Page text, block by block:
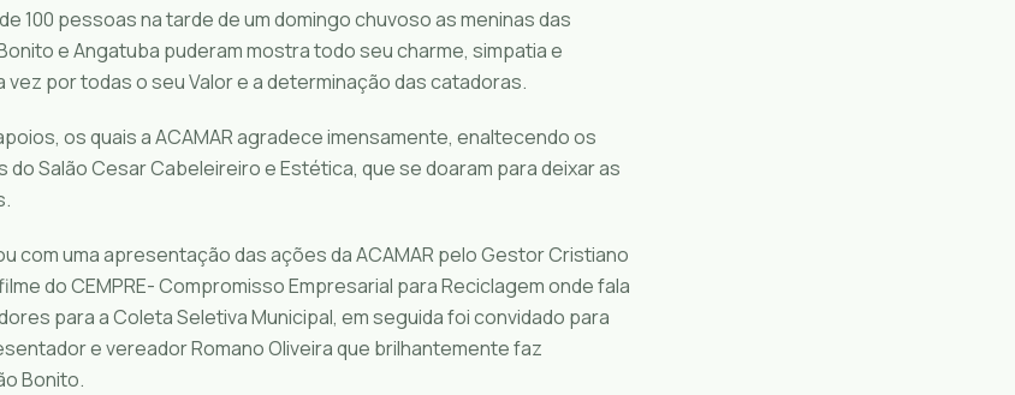
100 pessoas na tarde de um domingo chuvoso as meninas das
e Angatuba puderam mostra todo seu charme, simpatia e
vez por todas o seu Valor e a determinação das catadoras.
os quais a ACAMAR agradece imensamente, enaltecendo os
Salão Cesar Cabeleireiro e Estética, que se doaram para deixar as
com uma apresentação das ações da ACAMAR pelo Gestor Cristiano
do CEMPRE- Compromisso Empresarial para Reciclagem onde fala
para a Coleta Seletiva Municipal, em seguida foi convidado para
e vereador Romano Oliveira que brilhantemente faz
Bonito.